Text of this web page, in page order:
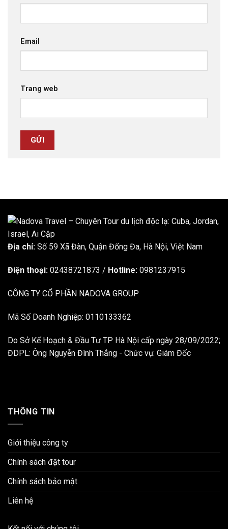
Email
Trang web
Địa chỉ: Số 59 Xã Đàn, Quận Đống Đa, ​​Hà Nội, Việt Nam
Điện thoại: 02438721873 / Hotline: 0981237915
CÔNG TY CỔ PHẦN NADOVA GROUP
Mã Số Doanh Nghiệp: 0110133362
Do Sở Kế Hoạch & Đầu Tư TP Hà Nội cấp ngày 28/09/2022;
ĐDPL: Ông Nguyễn Đình Thắng - Chức vụ: Giám Đốc
THÔNG TIN
Giới thiệu công ty
Chính sách đặt tour
Chính sách bảo mật
Liên hệ